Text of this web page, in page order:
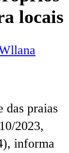
locais
das praias
2023,
informa